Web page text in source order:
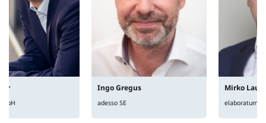
Gregus Lauer
elaboratum GmbH